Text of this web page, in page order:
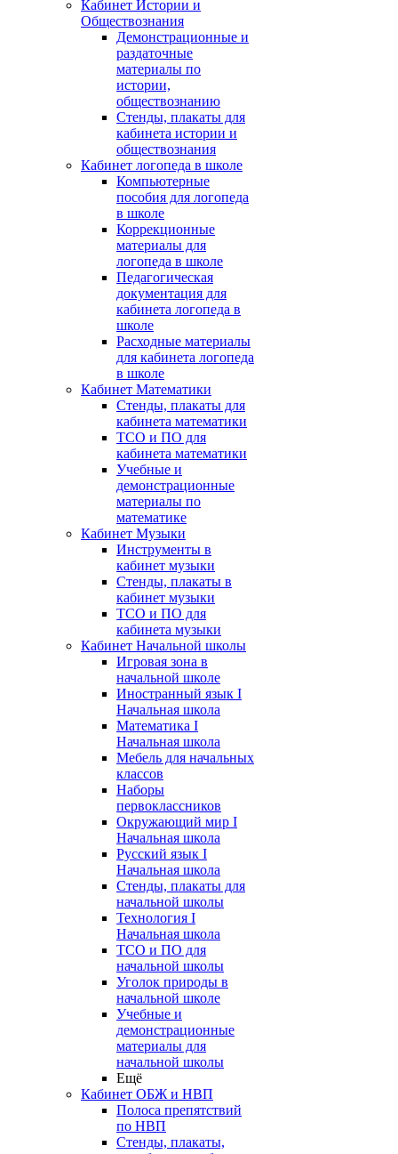
Кабинет Истории и
Обществознания
Демонстрационные и
раздаточные
материалы по
истории,
обществознанию
Стенды, плакаты для
кабинета истории и
обществознания
Кабинет логопеда в школе
Компьютерные
пособия для логопеда
в школе
Коррекционные
материалы для
логопеда в школе
Педагогическая
документация для
кабинета логопеда в
школе
Расходные материалы
для кабинета логопеда
в школе
Кабинет Математики
Стенды, плакаты для
кабинета математики
ТСО и ПО для
кабинета математики
Учебные и
демонстрационные
материалы по
математике
Кабинет Музыки
Инструменты в
кабинет музыки
Стенды, плакаты в
кабинет музыки
ТСО и ПО для
кабинета музыки
Кабинет Начальной школы
Игровая зона в
начальной школе
Иностранный язык I
Начальная школа
Математика I
Начальная школа
Мебель для начальных
классов
Наборы
первоклассников
Окружающий мир I
Начальная школа
Русский язык I
Начальная школа
Стенды, плакаты для
начальной школы
Технология I
Начальная школа
ТСО и ПО для
начальной школы
Уголок природы в
начальной школе
Учебные и
демонстрационные
материалы для
начальной школы
Ещё
Кабинет ОБЖ и НВП
Полоса препятствий
по НВП
Стенды, плакаты,